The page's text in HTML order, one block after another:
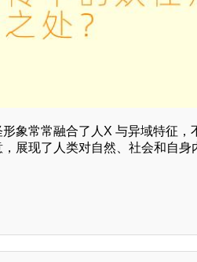
象常常融合了人X 与异域特征
展现了人类对自然、社会和自身